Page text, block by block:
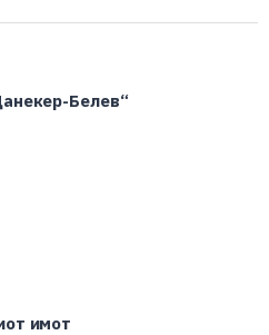
Белев“
имот